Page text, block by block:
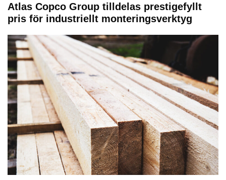
Atlas Copco Group tilldelas prestigefyllt
pris för industriellt monteringsverktyg